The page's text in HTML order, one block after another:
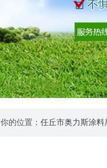
你的位置： 任丘市奥力斯涂料